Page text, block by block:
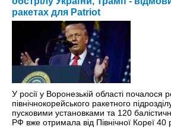
ракетах для Patriot
У росії у Воронезькій області почалося
північнокорейського ракетного
пусковими установками та 120
РФ вже отримала від Північної Кореї 40